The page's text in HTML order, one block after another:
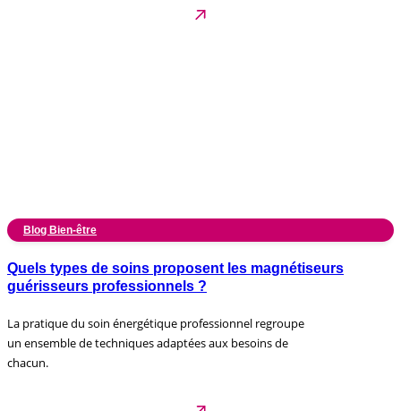
Blog Bien-être
Quels types de soins proposent les magnétiseurs
guérisseurs professionnels ?
La pratique du soin énergétique professionnel regroupe
un ensemble de techniques adaptées aux besoins de
chacun.